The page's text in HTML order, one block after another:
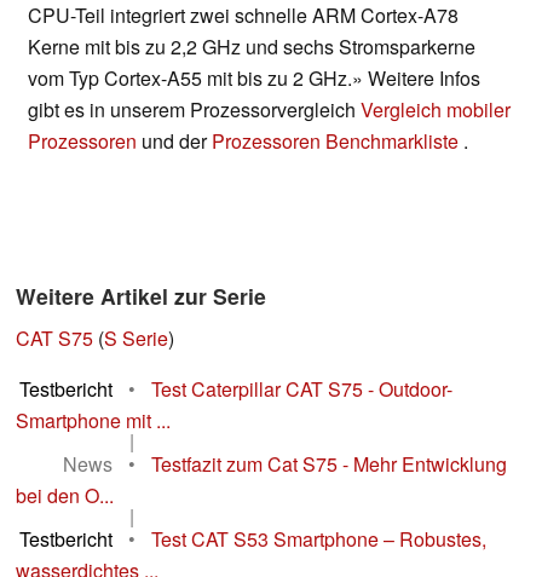
CPU-Teil integriert zwei schnelle ARM Cortex-A78
Kerne mit bis zu 2,2 GHz und sechs Stromsparkerne
vom Typ Cortex-A55 mit bis zu 2 GHz.» Weitere Infos
gibt es in unserem Prozessorvergleich Vergleich mobiler
Prozessoren und derProzessoren Benchmarkliste .
Weitere Artikel zur Serie
CAT S75 (S Serie)
Testbericht
•
Test Caterpillar CAT S75 - Outdoor-
Smartphone mit ...
|
News
•
Testfazit zum Cat S75 - Mehr Entwicklung
bei den O...
|
Testbericht
•
Test CAT S53 Smartphone – Robustes,
wasserdichtes ...